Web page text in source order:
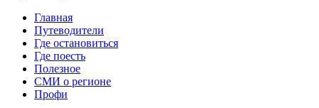
Главная
Путеводители
Где остановиться
Где поесть
Полезное
СМИ о регионе
Профи